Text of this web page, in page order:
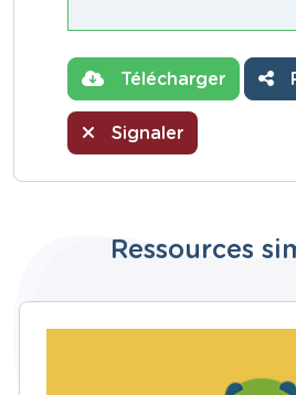
Télécharger
Signaler
Ressources